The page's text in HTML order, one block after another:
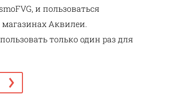
и пользоваться
Аквилеи.
только один раз для